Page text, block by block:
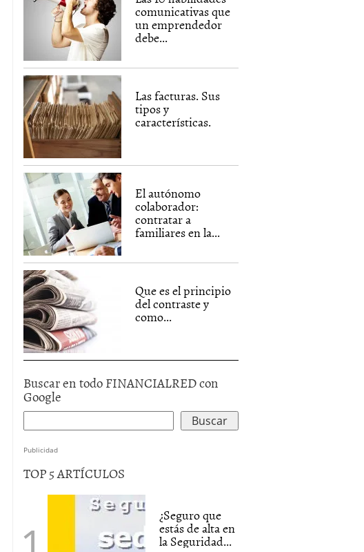
comunicativas que
un emprendedor
debe...
Las facturas. Sus
tipos y
características.
El autónomo
colaborador:
contratar a
familiares en la...
Que es el principio
del contraste y
como...
Buscar en todo FINANCIALRED con
Google
Publicidad
TOP 5 ARTÍCULOS
¿Seguro que
estás de alta en
la Seguridad...